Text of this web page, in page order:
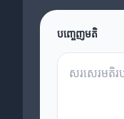
បញ្ចេញមតិ